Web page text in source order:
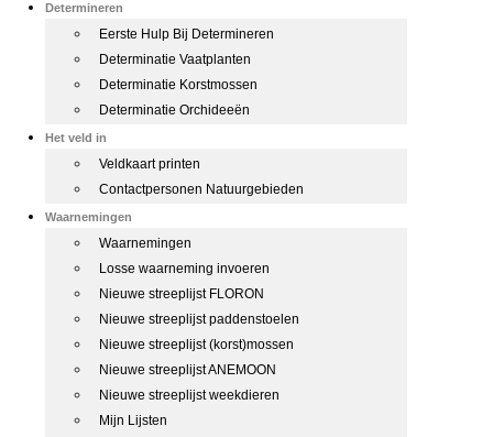
Determineren
Eerste Hulp Bij Determineren
Determinatie Vaatplanten
Determinatie Korstmossen
Determinatie Orchideeën
Het veld in
Veldkaart printen
Contactpersonen Natuurgebieden
Waarnemingen
Waarnemingen
Losse waarneming invoeren
Nieuwe streeplijst FLORON
Nieuwe streeplijst paddenstoelen
Nieuwe streeplijst (korst)mossen
Nieuwe streeplijst ANEMOON
Nieuwe streeplijst weekdieren
Mijn Lijsten